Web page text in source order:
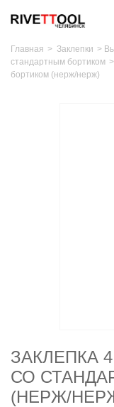
Главная > Заклепки >
стандартным бортиком >
бортиком (нерж/нерж)
ЗАКЛЕПКА
СО
(НЕРЖ/